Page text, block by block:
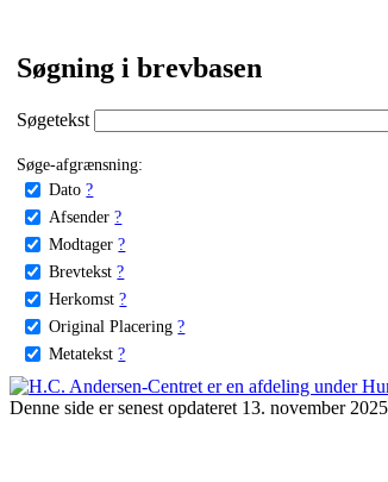
Søgning i brevbasen
Søgetekst
Søge-afgrænsning:
Dato ?
Afsender ?
Modtager ?
Brevtekst ?
Herkomst ?
Original Placering ?
Metatekst ?
Denne side er senest opdateret 13. november